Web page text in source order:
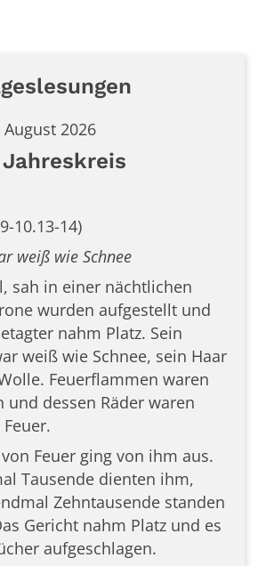
2026
Jahreskreis
10.13-14)
weiß wie Schnee
sah in einer nächtlichen
wurden aufgestellt und
nahm Platz. Sein
weiß wie Schnee, sein Haar
Feuerflammen waren
und dessen Räder waren
Feuer ging von ihm aus.
Tausende dienten ihm,
Zehntausende standen
Gericht nahm Platz und es
aufgeschlagen.